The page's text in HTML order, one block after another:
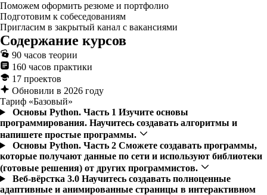
Поможем оформить резюме и портфолио
Подготовим к собеседованиям
Пригласим в закрытый канал с вакансиями
Содержание курсов
90 часов теории
160 часов практики
17 проектов
Обновили в 2026 году
Тариф «Базовый»
Основы Python. Часть 1 Изучите основы
программирования. Научитесь создавать алгоритмы и
напишете простые программы.
Основы Python. Часть 2 Сможете создавать программы,
которые получают данные по сети и используют библиотеки
(готовые решения) от других программистов.
Веб-вёрстка 3.0 Научитесь создавать полноценные
адаптивные и анимированные страницы в интерактивном